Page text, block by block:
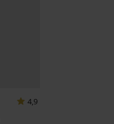
4,9